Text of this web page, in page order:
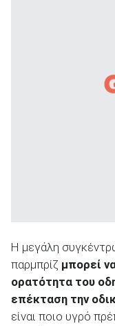
ΑΝΑΖΗΤΗΣΗ
Η μεγάλη
παρμπρίζ μπορεί
ορατότητα του
επέκταση την
είναι ποιο υγρό